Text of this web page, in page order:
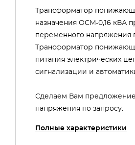
Трансформатор
назначения ОСМ-0,16 кВА
переменного напряжения
Трансформатор
питания электрических
сигнализации и
Сделаем Вам
напряжения по запросу.
Полные характеристики